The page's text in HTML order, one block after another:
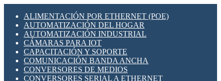
SENSORES INDUCTIVOS
TEMPORIZADORES
VARIACS
VARIADORES DE FRECUENCIA [VDF]
SECCIONADORES - INTERRUPTORES
MAQUINARIA
HERRAMIENTAS VARIAS
ILUMINACIÓN LED
INTERRUPTORES REED
INTERFACES DE RELÉ
OTROS RELÉS
PROTECCIÓN TÉRMICA
RELÉS AUTOMOTRICES
RELÉS DE SEÑAL
ALIMENTACIÓN POR ETHERNET (POE)
AUTOMATIZACIÓN DEL HOGAR
AUTOMATIZACIÓN INDUSTRIAL
CÁMARAS PARA IOT
CAPACITACIÓN Y SOPORTE
COMUNICACIÓN BANDA ANCHA
CONVERSORES DE MEDIOS
CONVERSORES SERIAL A ETHERNET